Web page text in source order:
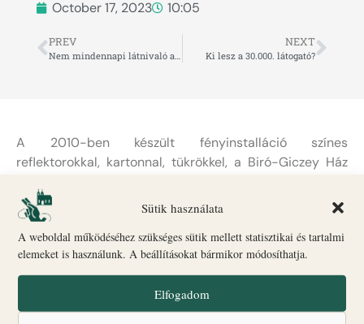
Sütik használata
A weboldal működéséhez szükséges sütik mellett statisztikai és tartalmi
elemeket is használunk. A beállításokat bármikor módosíthatja.
Elfogadom
October 17, 2023 10:05
PREV
Nem mindennapi látnivaló a Szent Imre Templomban!
NEXT
Ki lesz a 30.000. látogató?
A 2010-ben készült fényinstalláció színes
reflektorokkal, kartonnal, tükrökkel, a Biró-Giczey Ház
helyválasztás.
Mátrai Erik műveiben gyakran merít ihletet régebbi
műalkotásokból és szakrális témákból, de parafrázisai
kifejezetten kortárs nyelven szólítják meg a nézőt,
amelyet a modern technológia jellemez. Itt bemutatott
munkája egy tükördarabokból álló térbeli kónusz,